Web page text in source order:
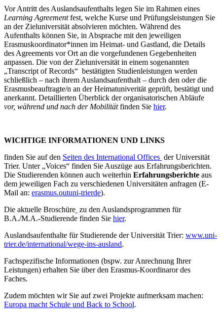
Vor Antritt des Auslandsaufenthalts legen Sie im Rahmen eines
Learning Agreementfest, welche Kurse und Prüfungsleistungen Sie
an der Zieluniversität absolvieren möchten. Während des
Aufenthalts können Sie, in Absprache mit den jeweiligen
Erasmuskoordinator*innen im Heimat- und Gastland, die Details
des Agreements vor Ort an die vorgefundenen Gegebenheiten
anpassen. Die von der Zieluniversität in einem sogenannten
„Transcript of Records“ bestätigten Studienleistungen werden
schließlich – nach ihrem Auslandsaufenthalt – durch den oder die
Erasmusbeauftragte/n an der Heimatuniverität geprüft, bestätigt und
anerkannt. Detaillierten Überblick der organisatorischen Abläufe
vor, während und nach der Mobilitätfinden Sie hier.
WICHTIGE INFORMATIONEN UND LINKS
finden Sie auf den Seiten des International Offices der Universität
Trier. Unter „Voices“ finden Sie Auszüge aus Erfahrungsberichten.
Die Studierenden können auch weiterhin Erfahrungsberichte aus
dem jeweiligen Fach zu verschiedenen Universitäten anfragen (E-
Mail an: erasmus.outuni-trierde).
Die aktuelle Broschüre zu den Auslandsprogrammen für
B.A./M.A.-Studierende finden Sie hier.
Auslandsaufenthalte für Studierende der Universität Trier: www.uni-
trier.de/international/wege-ins-ausland.
Fachspezifische Informationen (bspw. zur Anrechnung Ihrer
Leistungen) erhalten Sie über den Erasmus-Koordinaror des
Faches.
Zudem möchten wir Sie auf zwei Projekte aufmerksam machen:
Europa macht Schule und Back to School.